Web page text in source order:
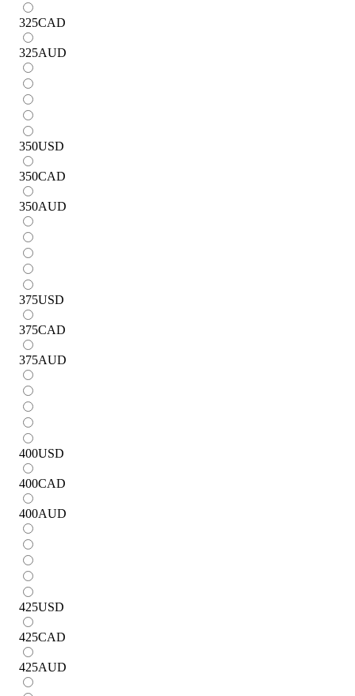
325CAD
325AUD
350USD
350CAD
350AUD
375USD
375CAD
375AUD
400USD
400CAD
400AUD
425USD
425CAD
425AUD